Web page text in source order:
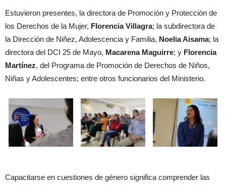
Estuvieron presentes, la directora de Promoción y Protección de
los Derechos de la Mujer, Florencia Villagra; la subdirectora de
la Dirección de Niñez, Adolescencia y Familia, Noelia Aisama; la
directora del DCI 25 de Mayo, Macarena Maguirre; y Florencia
Martínez, del Programa de Promoción de Derechos de Niños,
Niñas y Adolescentes; entre otros funcionarios del Ministerio.
Capacitarse en cuestiones de género significa comprender las